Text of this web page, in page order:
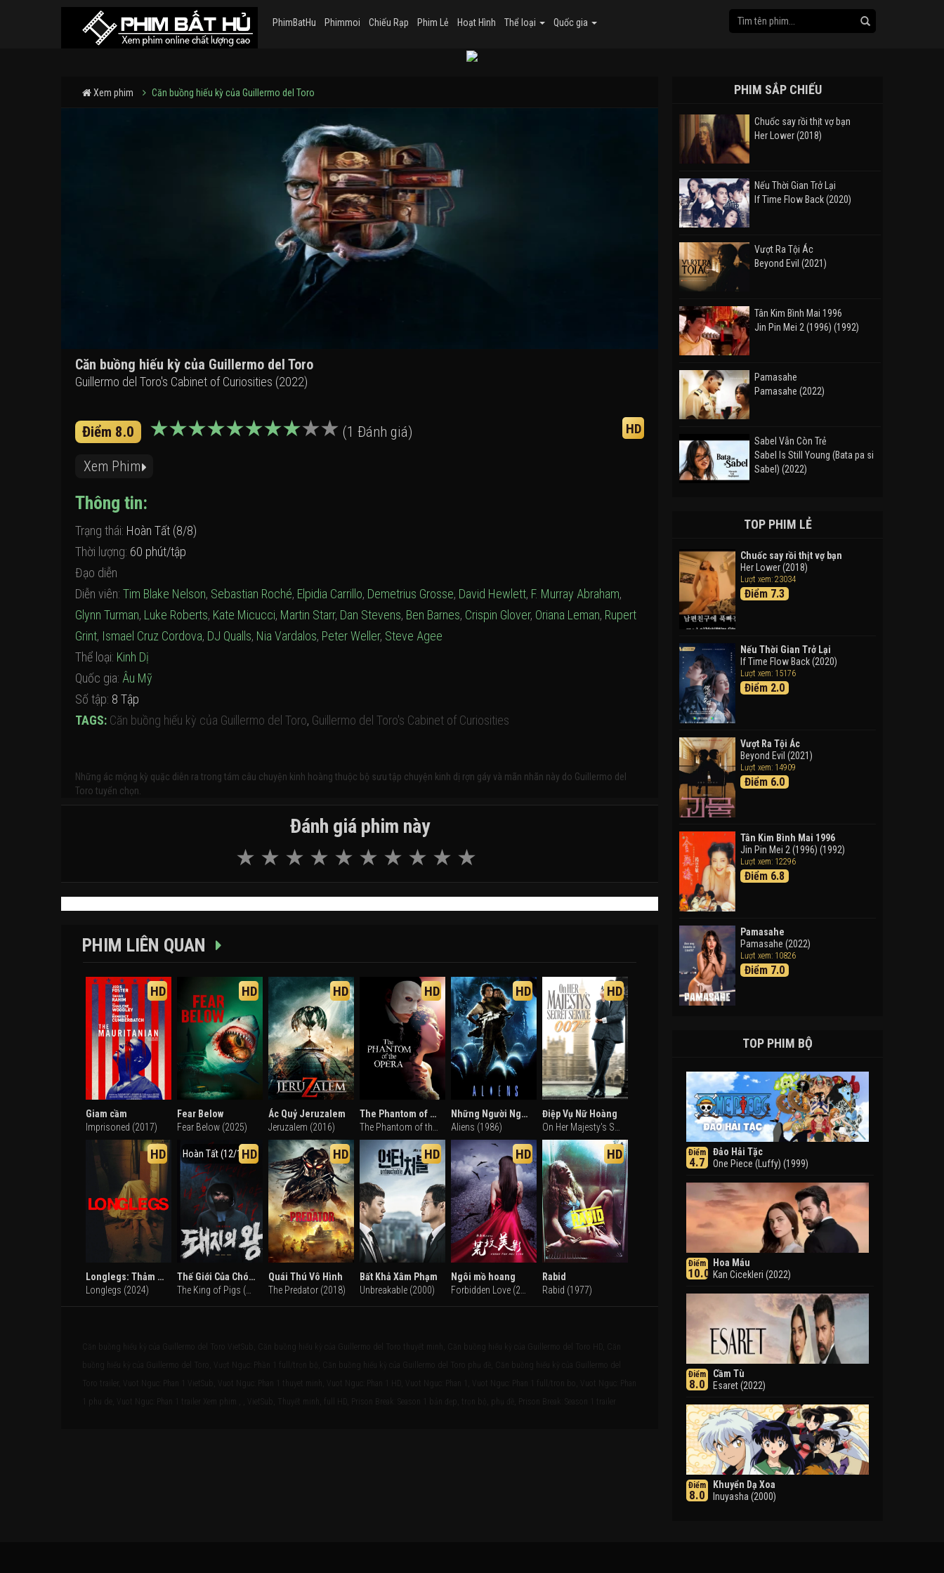
PhimBatHu Phimmoi Chiếu Rạp Phim Lẻ Hoạt Hình Thể loại Quốc gia
Xem phim Căn buồng hiếu kỳ của Guillermo del Toro
Căn buồng hiếu kỳ của Guillermo del Toro
Guillermo del Toro's Cabinet of Curiosities (2022)
Điểm 8.0 (1 Đánh giá) HD
Xem Phim
Thông tin:
Trạng thái: Hoàn Tất (8/8)
Thời lượng: 60 phút/tập
Đạo diễn
Diễn viên: Tim Blake Nelson, Sebastian Roché, Elpidia Carrillo, Demetrius Grosse, David Hewlett, F. Murray Abraham,
Glynn Turman, Luke Roberts, Kate Micucci, Martin Starr, Dan Stevens, Ben Barnes, Crispin Glover, Oriana Leman, Rupert
Grint, Ismael Cruz Cordova, DJ Qualls, Nia Vardalos, Peter Weller, Steve Agee
Thể loại: Kinh Dị
Quốc gia: Âu Mỹ
Số tập: 8 Tập
TAGS: Căn buồng hiếu kỳ của Guillermo del Toro, Guillermo del Toro's Cabinet of Curiosities
Những ác mộng kỳ quặc diễn ra trong tám câu chuyện kinh hoàng thuộc bộ sưu tập chuyện kinh dị rợn gáy và mãn nhãn này do Guillermo del
Toro tuyển chọn.
Đánh giá phim này
PHIM LIÊN QUAN
HD
Giam cầm
Imprisoned (2017)
HD
Fear Below
Fear Below (2025)
HD
Ác Quỷ Jeruzalem
Jeruzalem (2016)
HD
The Phantom of the Opera
HD
Những Người Ngoài Hành Tinh
Aliens (1986)
HD
Điệp Vụ Nữ Hoàng
HD
Longlegs: Thảm Kịch Dị Giáo
Longlegs (2024)
Hoàn Tất (12/12)HD
Thế Giới Của Chó Và Lợn
HD
Quái Thú Vô Hình
The Predator (2018)
HD
Bất Khả Xâm Phạm
Unbreakable (2000)
HD
Ngôi mồ hoang
HD
Rabid
Rabid (1977)
Căn buồng hiếu kỳ của Guillermo del Toro VietSub, Căn buồng hiếu kỳ của Guillermo del Toro thuyết minh, Căn buồng hiếu kỳ của Guillermo del Toro HD, Căn
buồng hiếu kỳ của Guillermo del Toro, Vượt Ngục: Phần 1 full/trọn bộ, Căn buồng hiếu kỳ của Guillermo del Toro phụ đề, Căn buồng hiếu kỳ của Guillermo del
Toro trailer, Vuot Nguc: Phan 1 VietSub, Vuot Nguc: Phan 1 thuyet minh, Vuot Nguc: Phan 1 HD, Vuot Nguc: Phan 1, Vuot Nguc: Phan 1 full/tron bo, Vuot Nguc: Phan
1 phu de, Vuot Nguc: Phan 1 trailer Xem phim , , VietSub, Thuyết minh, full HD, Prison Break: Season 1 bản đẹp, trọn bộ, phụ đề, Prison Break: Season 1 trailer
PHIM SẮP CHIẾU
Chuốc say rồi thịt vợ bạn
Her Lower (2018)
Nếu Thời Gian Trở Lại
If Time Flow Back (2020)
Vượt Ra Tội Ác
Beyond Evil (2021)
Tân Kim Bình Mai 1996
Jin Pin Mei 2 (1996) (1992)
Pamasahe
Pamasahe (2022)
Sabel Vẫn Còn Trẻ
Sabel Is Still Young (Bata pa si
Sabel) (2022)
Takas (2024)
Thám Tử Lừng Danh Conan 26:
Tàu Ngầm Sắt Màu Đen
Detective Conan: Black Iron
Phiêu Lưu Vào Thế Giới Trong
Tranh
Doraemon the Movie: Nobita's
Art World Tales (2025)
Tháng Ngày Tươi Đẹp
TOP PHIM LẺ
Chuốc say rồi thịt vợ bạn
Her Lower (2018)
Lượt xem: 23034
Điểm 7.3
Nếu Thời Gian Trở Lại
If Time Flow Back (2020)
Lượt xem: 15176
Điểm 2.0
Vượt Ra Tội Ác
Beyond Evil (2021)
Lượt xem: 14909
Điểm 6.0
Tân Kim Bình Mai 1996
Jin Pin Mei 2 (1996) (1992)
Lượt xem: 12296
Điểm 6.8
Pamasahe
Pamasahe (2022)
Lượt xem: 10826
Điểm 7.0
TOP PHIM BỘ
Điểm
4.7
Đảo Hải Tặc
One Piece (Luffy) (1999)
Điểm
10.0
Hoa Máu
Kan Cicekleri (2022)
Điểm
8.0
Cầm Tù
Esaret (2022)
Điểm
8.0
Khuyển Dạ Xoa
Inuyasha (2000)